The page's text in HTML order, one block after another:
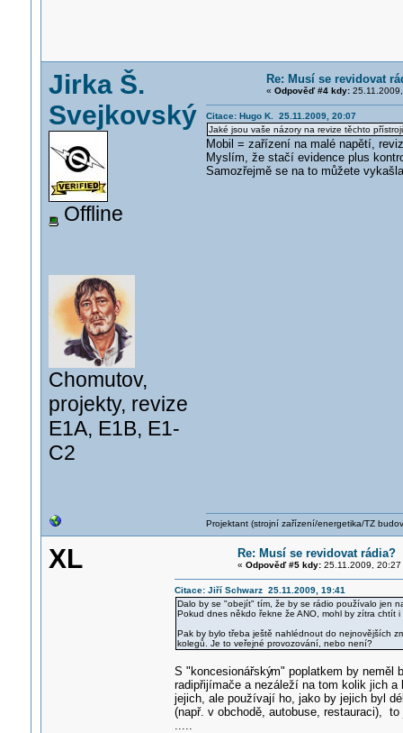
Jirka Š.
Svejkovský
Offline
Chomutov,
projekty, revize
E1A, E1B, E1-
C2
Re: Musí se revidovat
« Odpověď #4 kdy:
Citace: Hugo K. 25.11.2009, 20:07
Jaké jsou vaše názory na revize těchto
Mobil = zařízení na malé napětí,
Myslím, že stačí evidence plus
Samozřejmě se na to můžete
Projektant (strojní zařízení/energetika/TZ
XL Re: Musí se revidovat rádia?
« Odpověď #5 kdy:25.11.2009, 20:27
Citace: Jiří Schwarz 25.11.2009, 19:41
Dalo by se "obejít" tím, že by se rádio používalo jen
Pokud dnes někdo řekne že ANO, mohl by zítra chtít
Pak by bylo třeba ještě nahlédnout do nejnovějších
kolegů. Je to veřejné provozování, nebo není?
S "koncesionářským" poplatkem by neměl
radipřijímače a nezáleží na tom kolik jich
jejich, ale používají ho, jako by jejich byl
(např. v obchodě, autobuse, restauraci),
.....